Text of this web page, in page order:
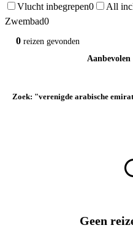
Vlucht inbegrepen0 All
Zwembad0
0 reizen gevonden
Zoek: "verenigde arabische
Geen